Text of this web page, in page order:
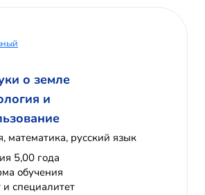
о земле
и
математика, русский язык
5,00 года
обучения
и специалитет